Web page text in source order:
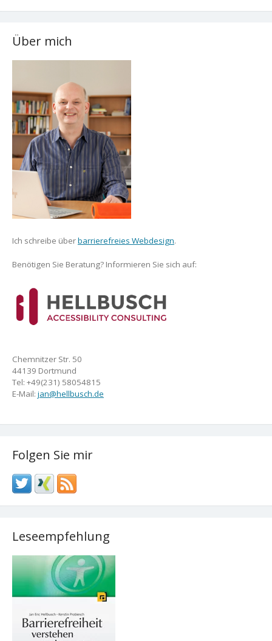
Über mich
Ich schreibe überbarrierefreies Webdesign.
Benötigen Sie Beratung? Informieren Sie sich auf:
Chemnitzer Str. 50
44139 Dortmund
Tel: +49(231) 58054815
E-Mail: jan@hellbusch.de
Folgen Sie mir
Leseempfehlung